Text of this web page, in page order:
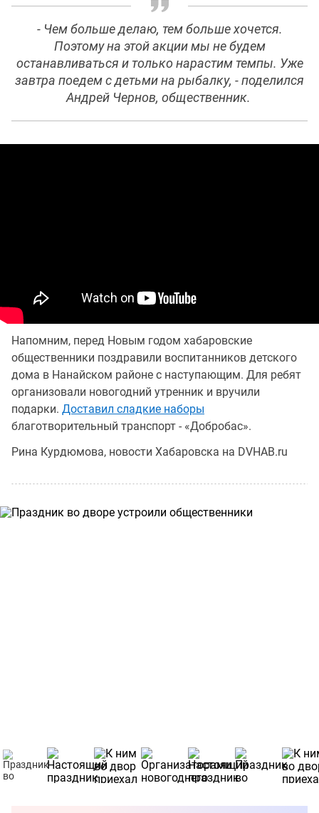
- Чем больше делаю, тем больше хочется.
Поэтому на этой акции мы не будем
останавливаться и только нарастим темпы. Уже
завтра поедем с детьми на рыбалку, - поделился
Андрей Чернов, общественник.
Напомним, перед Новым годом хабаровские
общественники поздравили воспитанников детского
дома в Нанайском районе с наступающим. Для ребят
организовали новогодний утренник и вручили
подарки. Доставил сладкие наборы
благотворительный транспорт - «Добробас».
Рина Курдюмова, новости Хабаровска на DVHAB.ru